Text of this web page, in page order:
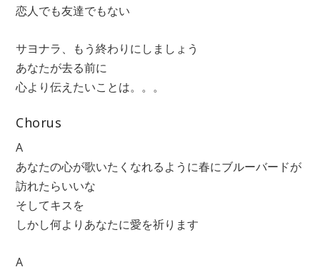
恋人でも友達でもない
サヨナラ、もう終わりにしましょう
あなたが去る前に
心より伝えたいことは。。。
Chorus
A
あなたの心が歌いたくなれるように春にブルーバードが
訪れたらいいな
そしてキスを
しかし何よりあなたに愛を祈ります
A